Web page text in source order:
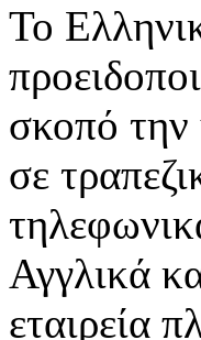
To
σκοπό
σε
Αγγλικά
εταιρεία